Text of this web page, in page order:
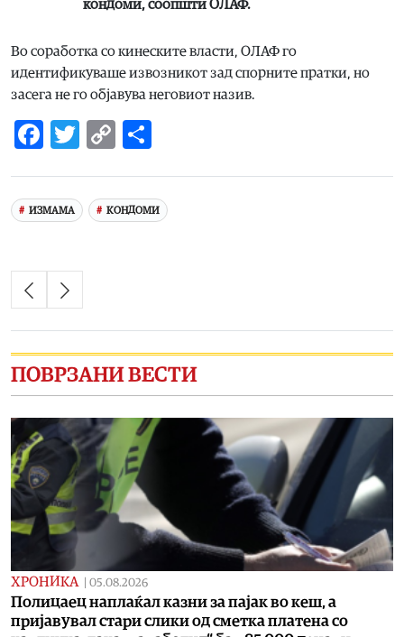
кондоми, соопшти ОЛАФ.
Во соработка со кинеските власти, ОЛАФ го
идентификуваше извозникот зад спорните пратки, но
засега не го објавува неговиот назив.
Facebook
Twitter
Copy
ИЗМАМА КОНДОМИ
ПОВРЗАНИ ВЕСТИ
ХРОНИКА 05.08.2026
Полицаец наплаќал казни за пајак во кеш, а
пријавувал стари слики од сметка платена со